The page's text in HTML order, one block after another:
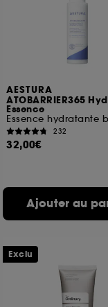
AESTURA
ATOBARRIER365
Essence
232
32,00€
Ajouter au
Exclu